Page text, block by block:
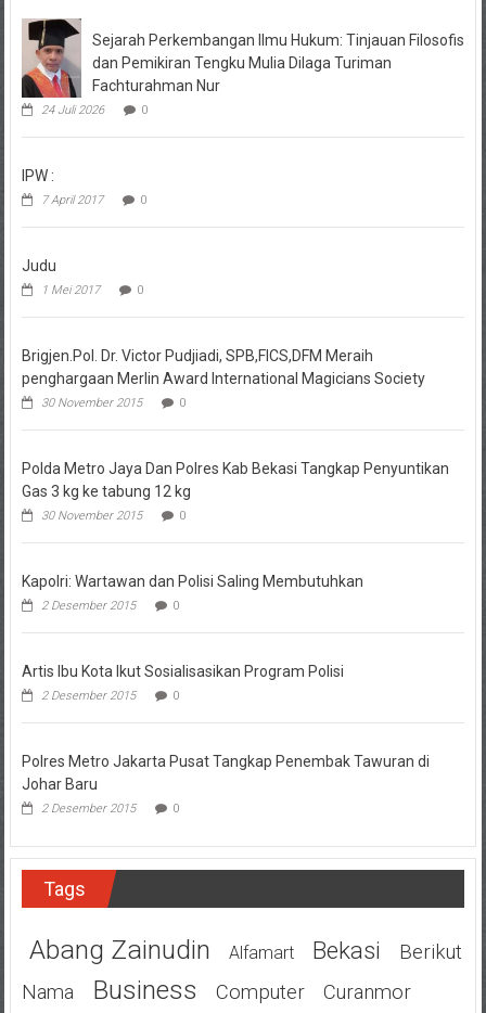
Sejarah Perkembangan Ilmu Hukum: Tinjauan Filosofis
dan Pemikiran Tengku Mulia Dilaga Turiman
Fachturahman Nur
24 Juli 2026 0
IPW :
7 April 2017 0
Judu
1 Mei 2017 0
Brigjen.Pol. Dr. Victor Pudjiadi, SPB,FICS,DFM Meraih
penghargaan Merlin Award International Magicians Society
30 November 2015 0
Polda Metro Jaya Dan Polres Kab Bekasi Tangkap Penyuntikan
Gas 3 kg ke tabung 12 kg
30 November 2015 0
Kapolri: Wartawan dan Polisi Saling Membutuhkan
2 Desember 2015 0
Artis Ibu Kota Ikut Sosialisasikan Program Polisi
2 Desember 2015 0
Polres Metro Jakarta Pusat Tangkap Penembak Tawuran di
Johar Baru
2 Desember 2015 0
Tags
Abang Zainudin Alfamart Bekasi
Berikut
Nama
Business Computer Curanmor